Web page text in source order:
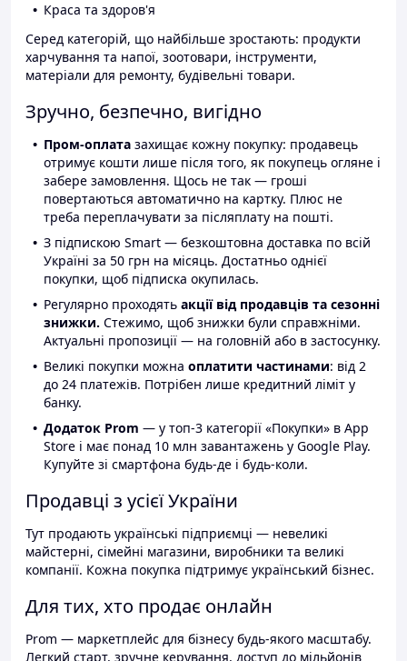
Краса та здоров'я
Серед категорій, що найбільше зростають: продукти
харчування та напої, зоотовари, інструменти,
матеріали для ремонту, будівельні товари.
Зручно, безпечно, вигідно
Пром-оплата захищає кожну покупку: продавець
отримує кошти лише після того, як покупець огляне і
забере замовлення. Щось не так — гроші
повертаються автоматично на картку. Плюс не
треба переплачувати за післяплату на пошті.
З підпискою Smart — безкоштовна доставка по всій
Україні за 50 грн на місяць. Достатньо однієї
покупки, щоб підписка окупилась.
Регулярно проходять акції від продавців та сезонні
знижки. Стежимо, щоб знижки були справжніми.
Актуальні пропозиції — на головній або в застосунку.
Великі покупки можна оплатити частинами: від 2
до 24 платежів. Потрібен лише кредитний ліміт у
банку.
Додаток Prom — у топ-3 категорії «Покупки» в App
Store і має понад 10 млн завантажень у Google Play.
Купуйте зі смартфона будь-де і будь-коли.
Продавці з усієї України
Тут продають українські підприємці — невеликі
майстерні, сімейні магазини, виробники та великі
компанії. Кожна покупка підтримує український бізнес.
Для тих, хто продає онлайн
Prom — маркетплейс для бізнесу будь-якого масштабу.
Легкий старт, зручне керування, доступ до мільйонів